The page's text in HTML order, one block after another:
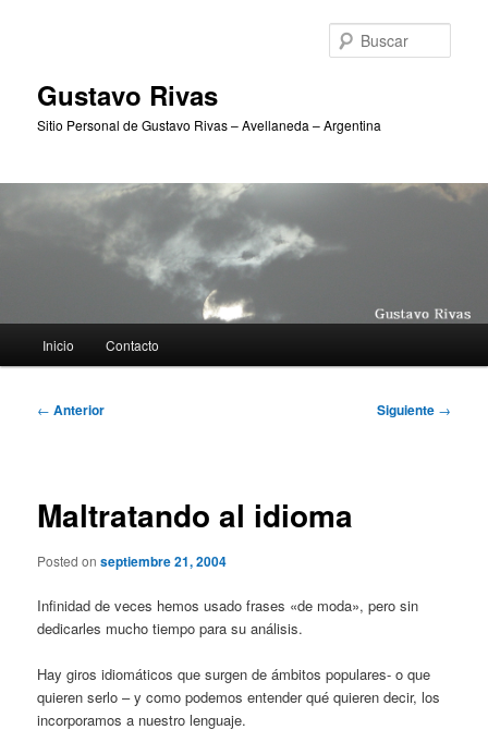
Gustavo Rivas
Sitio Personal de Gustavo Rivas – Avellaneda – Argentina
principal
Inicio Contacto
Navegación
← Anterior Siguiente →
Maltratando al idioma
Posted onseptiembre 21, 2004
Infinidad de veces hemos usado frases «de moda», pero sin
dedicarles mucho tiempo para su análisis.
Hay giros idiomáticos que surgen de ámbitos populares- o que
quieren serlo – y como podemos entender qué quieren decir, los
incorporamos a nuestro lenguaje.